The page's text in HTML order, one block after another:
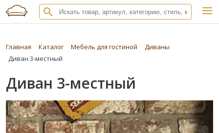
Главная Каталог Мебель для гостиной
Диваны
Диван 3-местный
Диван 3-местный